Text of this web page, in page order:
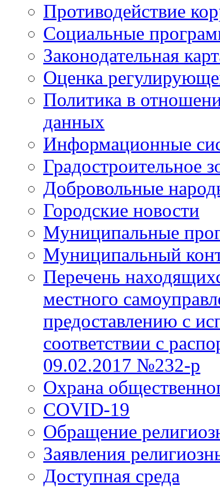
Противодействие
Социальные
Законодательная
Оценка
Политика в
данных
Информационные
Градостроительное
Добровольные
Городские новости
Муниципальные
Муниципальный
Перечень
местного
предоставлению с
соответствии с
09.02.2017 №232-р
Охрана
COVID-19
Обращение
Заявления
Доступная среда